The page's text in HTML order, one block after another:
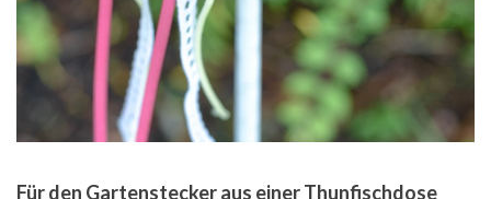
Für den Gartenstecker aus einer Thunfischdose